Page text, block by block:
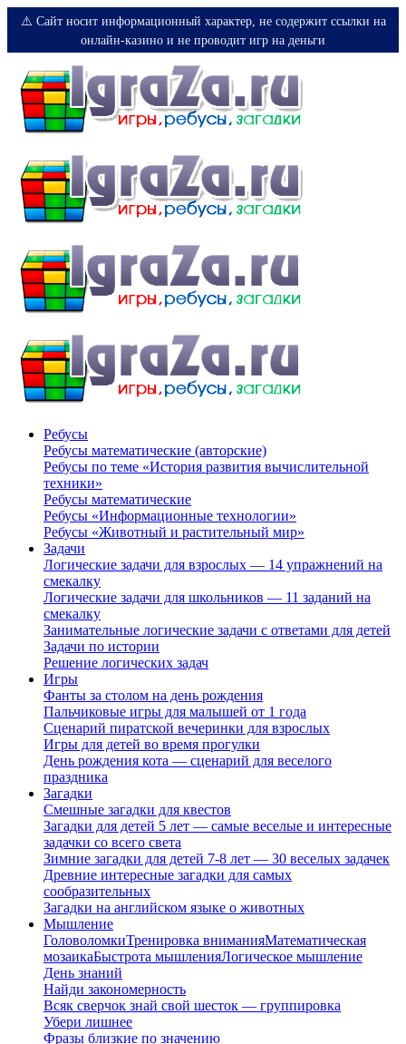
⚠️ Сайт носит информационный характер, не содержит ссылки на
онлайн-казино и не проводит игр на деньги
Ребусы
Ребусы математические (авторские)
Ребусы по теме «История развития вычислительной
техники»
Ребусы математические
Ребусы «Информационные технологии»
Ребусы «Животный и растительный мир»
Задачи
Логические задачи для взрослых — 14 упражнений на
смекалку
Логические задачи для школьников — 11 заданий на
смекалку
Занимательные логические задачи с ответами для детей
Задачи по истории
Решение логических задач
Игры
Фанты за столом на день рождения
Пальчиковые игры для малышей от 1 года
Сценарий пиратской вечеринки для взрослых
Игры для детей во время прогулки
День рождения кота — сценарий для веселого
праздника
Загадки
Смешные загадки для квестов
Загадки для детей 5 лет — самые веселые и интересные
задачки со всего света
Зимние загадки для детей 7-8 лет — 30 веселых задачек
Древние интересные загадки для самых
сообразительных
Загадки на английском языке о животных
Мышление
ГоловоломкиТренировка вниманияМатематическая
мозаикаБыстрота мышленияЛогическое мышление
День знаний
Найди закономерность
Всяк сверчок знай свой шесток — группировка
Убери лишнее
Фразы близкие по значению